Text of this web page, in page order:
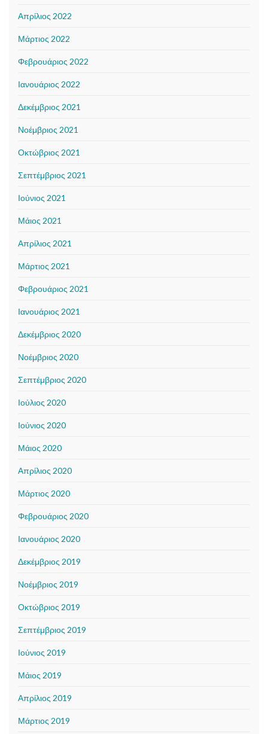
Απρίλιος 2022
Μάρτιος 2022
Φεβρουάριος 2022
Ιανουάριος 2022
Δεκέμβριος 2021
Νοέμβριος 2021
Οκτώβριος 2021
Σεπτέμβριος 2021
Ιούνιος 2021
Μάιος 2021
Απρίλιος 2021
Μάρτιος 2021
Φεβρουάριος 2021
Ιανουάριος 2021
Δεκέμβριος 2020
Νοέμβριος 2020
Σεπτέμβριος 2020
Ιούλιος 2020
Ιούνιος 2020
Μάιος 2020
Απρίλιος 2020
Μάρτιος 2020
Φεβρουάριος 2020
Ιανουάριος 2020
Δεκέμβριος 2019
Νοέμβριος 2019
Οκτώβριος 2019
Σεπτέμβριος 2019
Ιούνιος 2019
Μάιος 2019
Απρίλιος 2019
Μάρτιος 2019